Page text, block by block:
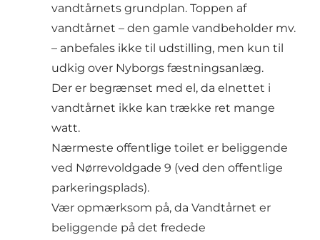
vandtårnets grundplan. Toppen af
vandtårnet – den gamle vandbeholder mv.
– anbefales ikke til udstilling, men kun til
udkig over Nyborgs fæstningsanlæg.
Der er begrænset med el, da elnettet i
vandtårnet ikke kan trække ret mange
watt.
Nærmeste offentlige toilet er beliggende
ved Nørrevoldgade 9 (ved den offentlige
parkeringsplads).
Vær opmærksom på, da Vandtårnet er
beliggende på det fredede